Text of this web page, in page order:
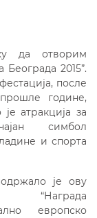
да отворим
2015”.
после
године,
атракција за
симбол
и спорта
је ову
“Награда
европско